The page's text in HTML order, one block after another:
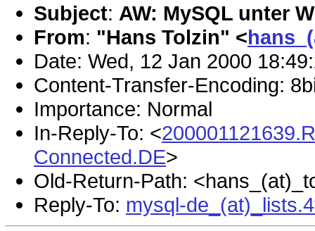
Subject: AW: MySQL unter
From: "Hans Tolzin" <
Date: Wed, 12 Jan 2000
Content-Transfer-Encoding:
Importance: Normal
In-Reply-To: <
Connected.DE>
Old-Return-Path:
Reply-To: mysql-